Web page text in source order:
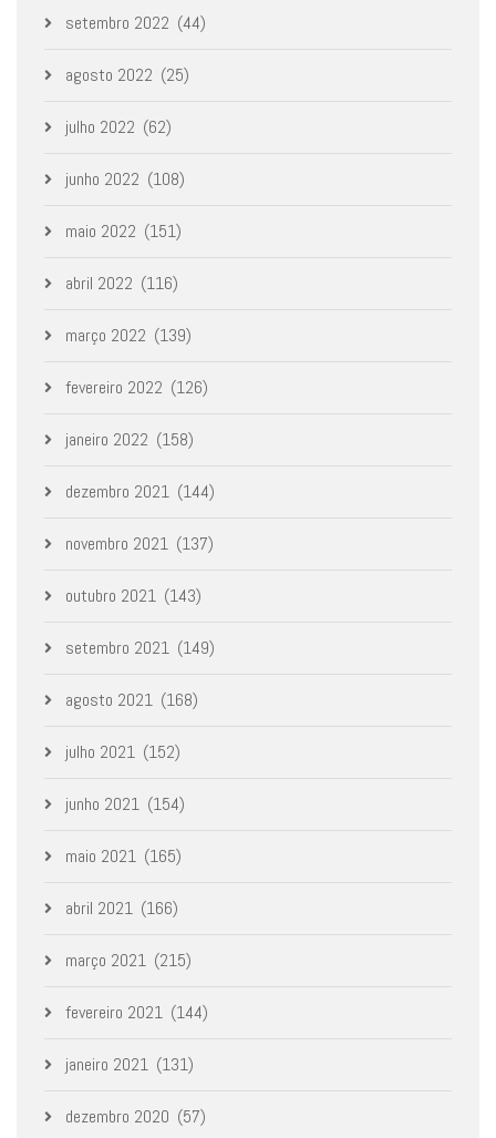
setembro 2022 (44)
agosto 2022 (25)
julho 2022 (62)
junho 2022 (108)
maio 2022 (151)
abril 2022 (116)
março 2022 (139)
fevereiro 2022 (126)
janeiro 2022 (158)
dezembro 2021 (144)
novembro 2021 (137)
outubro 2021 (143)
setembro 2021 (149)
agosto 2021 (168)
julho 2021 (152)
junho 2021 (154)
maio 2021 (165)
abril 2021 (166)
março 2021 (215)
fevereiro 2021 (144)
janeiro 2021 (131)
dezembro 2020 (57)